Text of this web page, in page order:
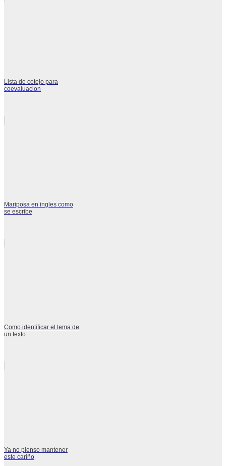
Lista de cotejo para
coevaluacion
Mariposa en ingles como
se escribe
Como identificar el tema de
un texto
Ya no pienso mantener
este cariño